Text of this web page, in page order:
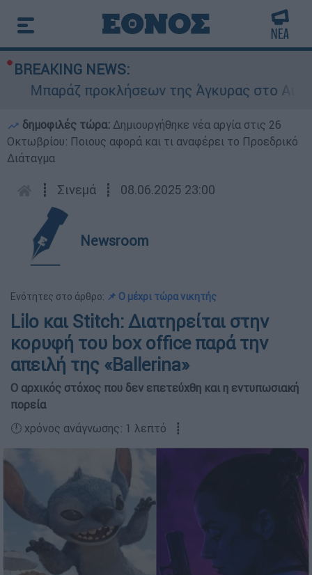
BREAKING NEWS:
Μπαράζ προκλήσεων της Άγκυρας στο Αιγαίο:
δημοφιλές τώρα: Δημιουργήθηκε νέα αργία στις 26
Οκτωβρίου: Ποιους αφορά και τι αναφέρει το Προεδρικό
Διάταγμα
┋ Σινεμά ┋ 08.06.2025 23:00
Newsroom
Ενότητες στο άρθρο: 📌 Ο μέχρι τώρα νικητής
Lilo και Stitch: Διατηρείται στην
κορυφή του box office παρά την
απειλή της «Ballerina»
Ο αρχικός στόχος που δεν επετεύχθη και η εντυπωσιακή
πορεία
🕛 χρόνος ανάγνωσης: 1 λεπτό ┋